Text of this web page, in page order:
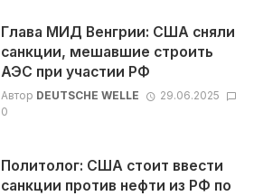
Глава МИД Венгрии: США сняли
санкции, мешавшие строить
АЭС при участии РФ
Автор DEUTSCHE WELLE
29.06.2025
0
Политолог: США стоит ввести
санкции против нефти из РФ по